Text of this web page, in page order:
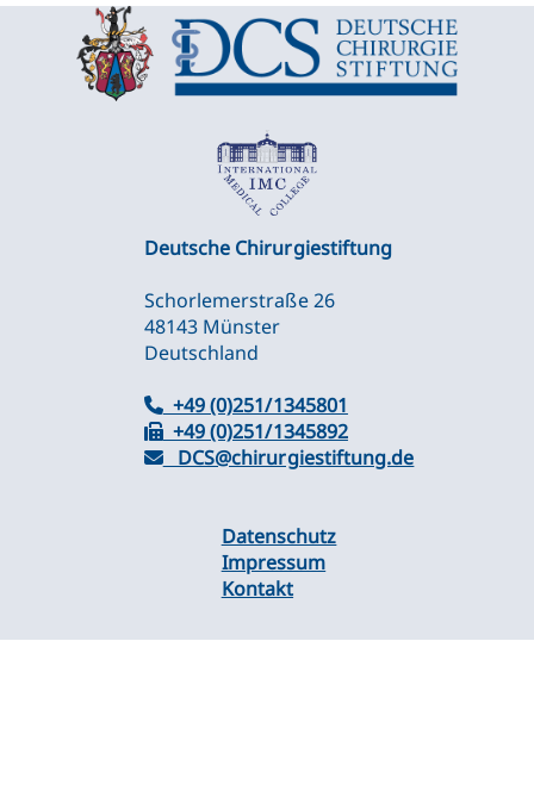
Deutsche Chirurgiestiftung
Schorlemerstraße 26
48143 Münster
Deutschland
+49 (0)251/1345801
+49 (0)251/1345892
DCS@chirurgiestiftung.de
Datenschutz
Impressum
Kontakt